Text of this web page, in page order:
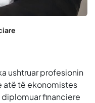
ushtruar profesionin
atë të ekonomistes
financiere